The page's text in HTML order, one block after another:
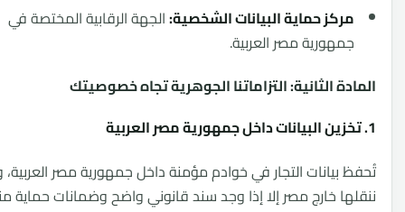
حماية البيانات الشخصية:الجهة الرقابية المختصة في
مصر العربية.
الثانية: التزاماتنا الجوهرية تجاه خصوصيتك
التجار في خوادم مؤمنة داخل جمهورية مصر العربية، ولا
خارج مصر إلا إذا وجد سند قانوني واضح وضمانات حماية مناسبة.